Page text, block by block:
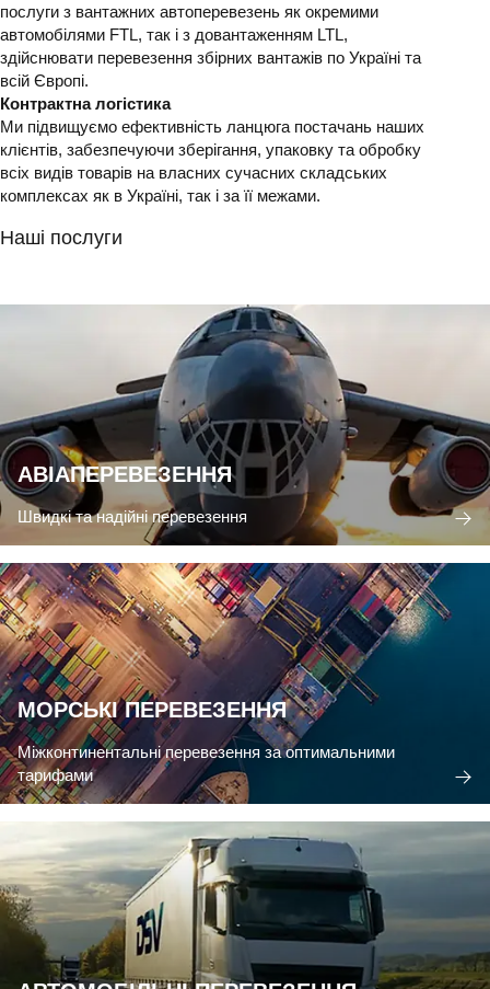
послуги з вантажних автоперевезень як окремими
автомобілями FTL, так і з довантаженням LTL,
здійснювати перевезення збірних вантажів по Україні та
всій Європі.
Контрактна логістика
Ми підвищуємо ефективність ланцюга постачань наших
клієнтів, забезпечуючи зберігання, упаковку та обробку
всіх видів товарів на власних сучасних складських
комплексах як в Україні, так і за її межами.
Наші послуги
АВІАПЕРЕВЕЗЕННЯ
Швидкі та надійні перевезення
МОРСЬКІ ПЕРЕВЕЗЕННЯ
Міжконтинентальні перевезення за оптимальними
тарифами